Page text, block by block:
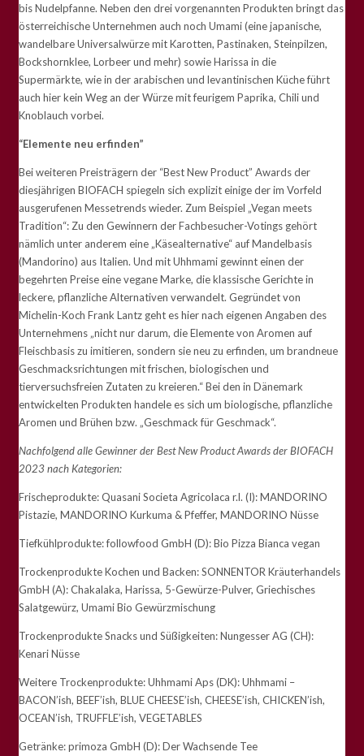
bis Nudelpfanne. Neben den drei vorgenannten Produkten bringt das
österreichische Unternehmen auch noch Umami (eine japanische,
wandelbare Universalwürze mit Karotten, Pastinaken, Steinpilzen,
Bockshornklee, Lorbeer und mehr) sowie Harissa in die
Supermärkte, wie in der arabischen und levantinischen Küche führt
auch hier kein Weg an der Würze mit feurigem Paprika, Chili und
Knoblauch vorbei.
“Elemente neu erfinden”
Bei weiteren Preisträgern der “Best New Product” Awards der
diesjährigen BIOFACH spiegeln sich explizit einige der im Vorfeld
ausgerufenen Messetrends wieder. Zum Beispiel „Vegan meets
Tradition“: Zu den Gewinnern der Fachbesucher-Votings gehört
nämlich unter anderem eine „Käsealternative“ auf Mandelbasis
(Mandorino) aus Italien. Und mit Uhhmami gewinnt einen der
begehrten Preise eine vegane Marke, die klassische Gerichte in
leckere, pflanzliche Alternativen verwandelt. Gegründet von
Michelin-Koch Frank Lantz geht es hier nach eigenen Angaben des
Unternehmens „nicht nur darum, die Elemente von Aromen auf
Fleischbasis zu imitieren, sondern sie neu zu erfinden, um brandneue
Geschmacksrichtungen mit frischen, biologischen und
tierversuchsfreien Zutaten zu kreieren.“ Bei den in Dänemark
entwickelten Produkten handele es sich um biologische, pflanzliche
Aromen und Brühen bzw. „Geschmack für Geschmack“.
Nachfolgend alle Gewinner der Best New Product Awards der BIOFACH
2023 nach Kategorien:
Frischeprodukte: Quasani Societa Agricolaca r.l. (I): MANDORINO
Pistazie, MANDORINO Kurkuma & Pfeffer, MANDORINO Nüsse
Tiefkühlprodukte: followfood GmbH (D): Bio Pizza Bianca vegan
Trockenprodukte Kochen und Backen: SONNENTOR Kräuterhandels
GmbH (A): Chakalaka, Harissa, 5-Gewürze-Pulver, Griechisches
Salatgewürz, Umami Bio Gewürzmischung
Trockenprodukte Snacks und Süßigkeiten: Nungesser AG (CH):
Kenari Nüsse
Weitere Trockenprodukte: Uhhmami Aps (DK): Uhhmami –
BACON’ish, BEEF’ish, BLUE CHEESE’ish, CHEESE’ish, CHICKEN’ish,
OCEAN’ish, TRUFFLE’ish, VEGETABLES
Getränke: primoza GmbH (D): Der Wachsende Tee